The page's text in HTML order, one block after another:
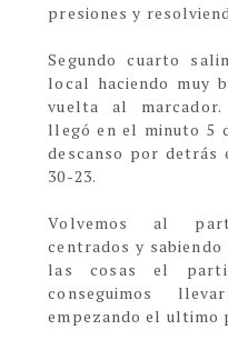
presiones y
Segundo cuarto
local haciendo muy
vuelta al
llegó en el minuto 5
descanso por detrás
30-23.
Volvemos al
centrados y sabiendo
las cosas el
conseguimos
empezando el ultimo